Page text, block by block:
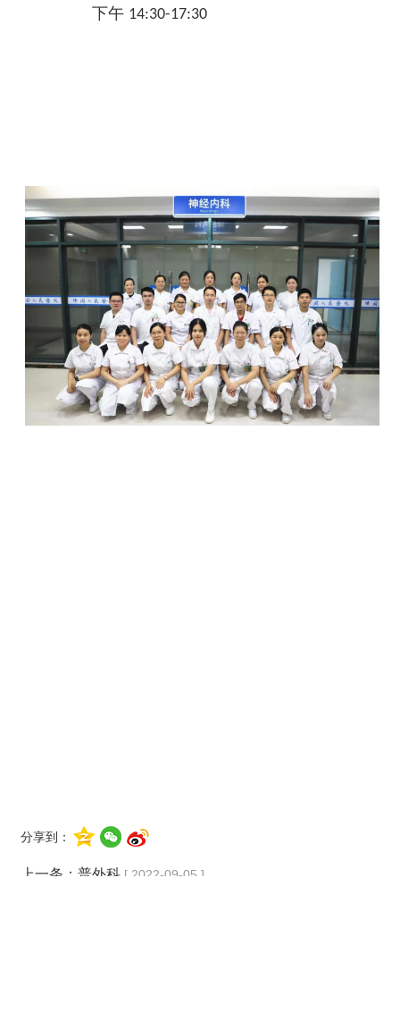
下午 14:30-17:30
分享到：
上一条： 普外科 [ 2022-09-05 ]